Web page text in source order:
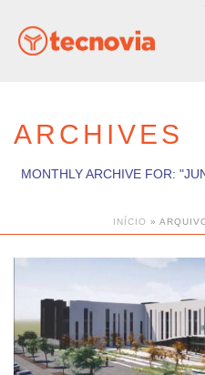
ARCHIVES
MONTHLY ARCHIVE FOR:
INÍCIO »